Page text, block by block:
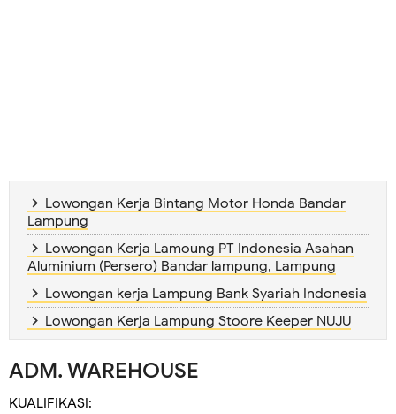
Lowongan Kerja Bintang Motor Honda Bandar
Lampung
Lowongan Kerja Lamoung PT Indonesia Asahan
Aluminium (Persero) Bandar lampung, Lampung
Lowongan kerja Lampung Bank Syariah Indonesia
Lowongan Kerja Lampung Stoore Keeper NUJU
ADM. WAREHOUSE
KUALIFIKASI: